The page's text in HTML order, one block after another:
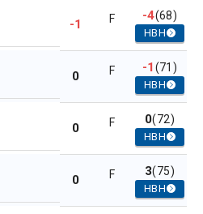
-1 F -4(68)
HBH
0 F -1(71)
HBH
0 F 0(72)
HBH
0 F 3(75)
HBH